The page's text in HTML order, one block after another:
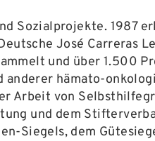
Sozialprojekte. 1987
José Carreras
und über 1.500
hämato-
Arbeit von
und dem
Siegels, dem